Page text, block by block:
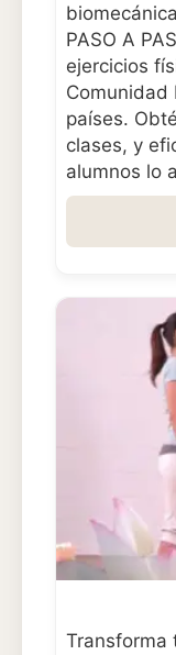
PASO A
ejercicios
Comunidad
países.
clases, y
alumnos lo
Transforma